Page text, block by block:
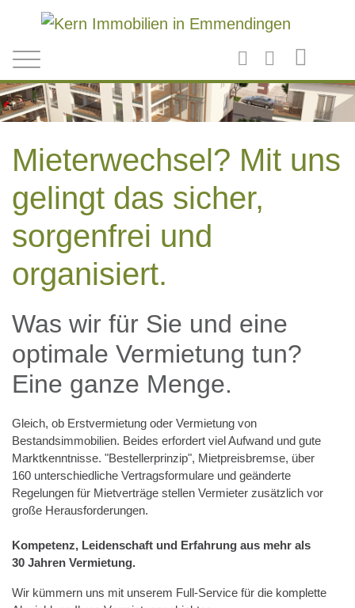
Mieterwechsel? Mit uns
gelingt das sicher,
sorgenfrei und
organisiert.
Was wir für Sie und eine
optimale Vermietung tun?
Eine ganze Menge.
Gleich, ob Erstvermietung oder Vermietung von
Bestandsimmobilien. Beides erfordert viel Aufwand und gute
Marktkenntnisse. "Bestellerprinzip", Mietpreisbremse, über
160 unterschiedliche Vertragsformulare und geänderte
Regelungen für Mietverträge stellen Vermieter zusätzlich vor
große Herausforderungen.
Kompetenz, Leidenschaft und Erfahrung aus mehr als
30 Jahren Vermietung.
Wir kümmern uns mit unserem Full-Service für die komplette